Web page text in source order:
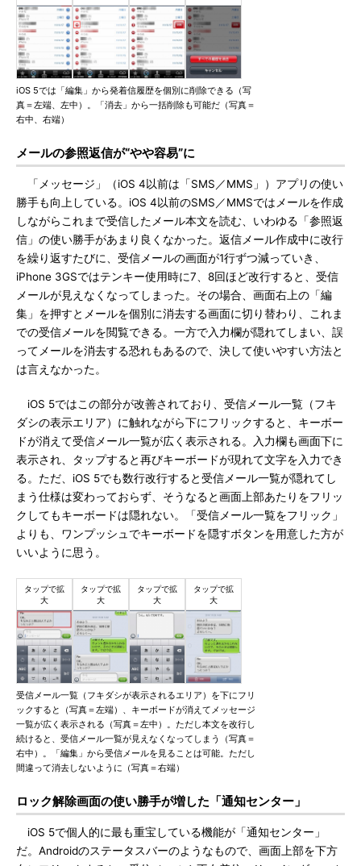
iOS 5では「編集」から発着信履歴を個別に削除できる（写
真＝左端、左中）。「消去」から一括削除も可能だ（写真＝
右中、右端）
メールの参照返信が“やや容易”に
「メッセージ」（iOS 4以前は「SMS／MMS」）アプリの使い
勝手も向上している。iOS 4以前のSMS／MMSではメールを作成
しながらこれまで受信したメール本文を読む、いわゆる「参照返
信」の使い勝手があまり良くなかった。返信メール作成中に改行
を繰り返すたびに、受信メールの画面が1行ずつ減っていき、
iPhone 3GSではテンキー使用時に7、8回ほど改行すると、受信
メールが見えなくなってしまった。その場合、画面右上の「編
集」を押すとメールを個別に消去する画面に切り替わり、これま
での受信メールを閲覧できる。一方で入力欄が隠れてしまい、誤
ってメールを消去する恐れもあるので、決して使いやすい方法と
は言えなかった。
iOS 5ではこの部分が改善されており、受信メール一覧（フキ
ダシの表示エリア）に触れながら下にフリックすると、キーボー
ドが消えて受信メール一覧が広く表示される。入力欄も画面下に
表示され、タップすると再びキーボードが現れて文字を入力でき
る。ただ、iOS 5でも数行改行すると受信メール一覧が隠れてし
まう仕様は変わっておらず、そうなると画面上部あたりをフリッ
クしてもキーボードは隠れない。「受信メール一覧をフリック」
よりも、ワンプッシュでキーボードを隠すボタンを用意した方が
いいように思う。
受信メール一覧（フキダシが表示されるエリア）を下にフリ
ックすると（写真＝左端）、キーボードが消えてメッセージ
一覧が広く表示される（写真＝左中）。ただし本文を改行し
続けると、受信メール一覧が見えなくなってしまう（写真＝
右中）。「編集」から受信メールを見ることは可能。ただし
間違って消去しないように（写真＝右端）
ロック解除画面の使い勝手が増した「通知センター」
iOS 5で個人的に最も重宝している機能が「通知センター」
だ。Androidのステータスバーのようなもので、画面上部を下方